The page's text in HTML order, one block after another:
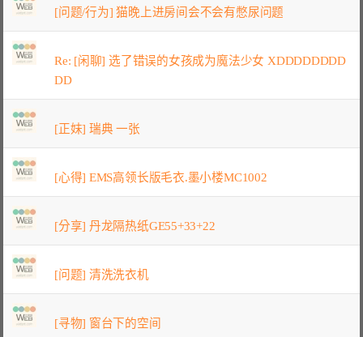
[问题/行为] 猫晚上进房间会不会有憋尿问题
Re: [闲聊] 选了错误的女孩成为魔法少女 XDDDDDDDD
DD
[正妹] 瑞典 一张
[心得] EMS高领长版毛衣.墨小楼MC1002
[分享] 丹龙隔热纸GE55+33+22
[问题] 清洗洗衣机
[寻物] 窗台下的空间